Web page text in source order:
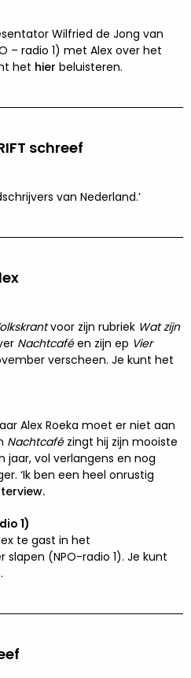
Wilfried de Jong van
– radio 1) met Alex over het
het hier beluisteren.
schreef
van Nederland.’
voor zijn rubriek Wat zijn
Nachtcaféen zijn ep Vier
verscheen. Je kunt het
Alex Roeka moet er niet aan
Nachtcafézingt hij zijn mooiste
jaar, vol verlangens en nog
‘Ik ben een heel onrustig
1)
te gast in het
(NPO-radio 1). Je kunt